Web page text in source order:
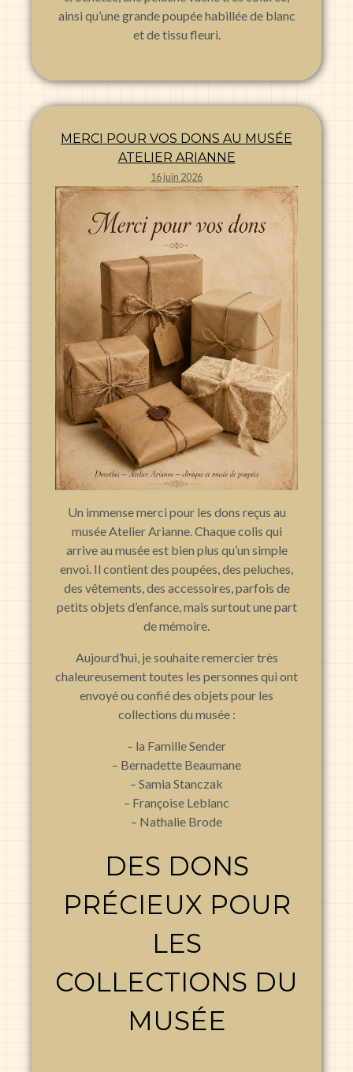
ainsi qu’une grande poupée habillée de blanc
et de tissu fleuri.
MERCI POUR VOS DONS AU MUSÉE
ATELIER ARIANNE
16 juin 2026
Un immense merci pour les dons reçus au
musée Atelier Arianne. Chaque colis qui
arrive au musée est bien plus qu’un simple
envoi. Il contient des poupées, des peluches,
des vêtements, des accessoires, parfois de
petits objets d’enfance, mais surtout une part
de mémoire.
Aujourd’hui, je souhaite remercier très
chaleureusement toutes les personnes qui ont
envoyé ou confié des objets pour les
collections du musée :
– la Famille Sender
– Bernadette Beaumane
– Samia Stanczak
– Françoise Leblanc
– Nathalie Brode
DES DONS
PRÉCIEUX POUR
LES
COLLECTIONS DU
MUSÉE